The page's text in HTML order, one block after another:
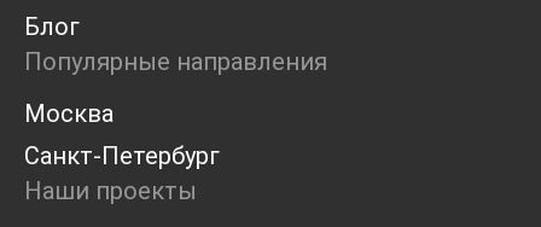
Блог
Популярные направления
Москва
Санкт-Петербург
Наши проекты